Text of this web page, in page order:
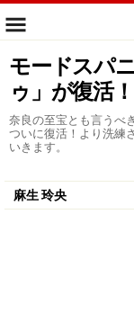
モードスパ
ゥ」が復活！
奈良の至宝とも言うべ
ついに復活！より洗練
いきます。
麻生 玲央